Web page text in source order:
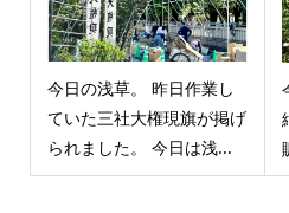
今日の浅草。 昨日作業し
ていた三社大権現旗が掲げ
られました。 今日は浅...